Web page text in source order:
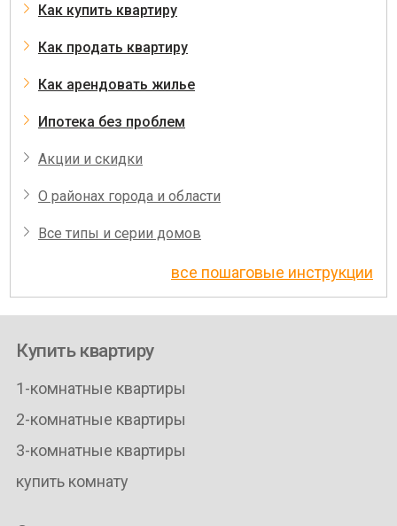
Как купить квартиру
Как продать квартиру
Как арендовать жилье
Ипотека без проблем
Акции и скидки
О районах города и области
Все типы и серии домов
все пошаговые инструкции
Купить квартиру
1-комнатные квартиры
2-комнатные квартиры
3-комнатные квартиры
купить комнату